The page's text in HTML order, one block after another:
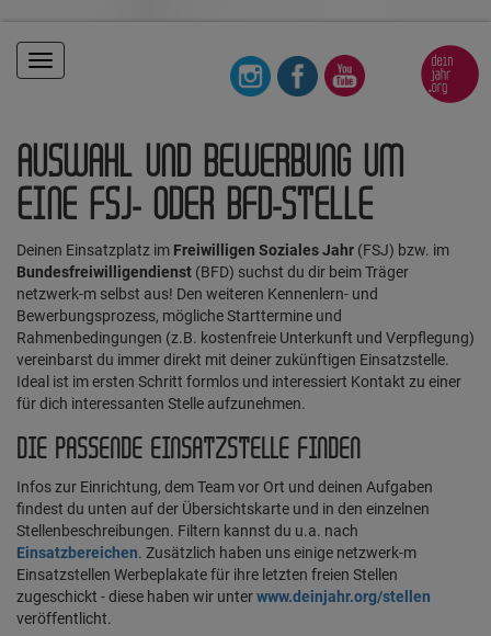
Toggle
navigation
AUSWAHL UND BEWERBUNG UM
EINE FSJ- ODER BFD-STELLE
Deinen Einsatzplatz im Freiwilligen Soziales Jahr (FSJ) bzw. im
Bundesfreiwilligendienst (BFD) suchst du dir beim Träger
netzwerk-m selbst aus! Den weiteren Kennenlern- und
Bewerbungsprozess, mögliche Starttermine und
Rahmenbedingungen (z.B. kostenfreie Unterkunft und Verpflegung)
vereinbarst du immer direkt mit deiner zukünftigen Einsatzstelle.
Ideal ist im ersten Schritt formlos und interessiert Kontakt zu einer
für dich interessanten Stelle aufzunehmen.
DIE PASSENDE EINSATZSTELLE FINDEN
Infos zur Einrichtung, dem Team vor Ort und deinen Aufgaben
findest du unten auf der Übersichtskarte und in den einzelnen
Stellenbeschreibungen. Filtern kannst du u.a. nach
Einsatzbereichen. Zusätzlich haben uns einige netzwerk-m
Einsatzstellen Werbeplakate für ihre letzten freien Stellen
zugeschickt - diese haben wir unterwww.deinjahr.org/stellen
veröffentlicht.